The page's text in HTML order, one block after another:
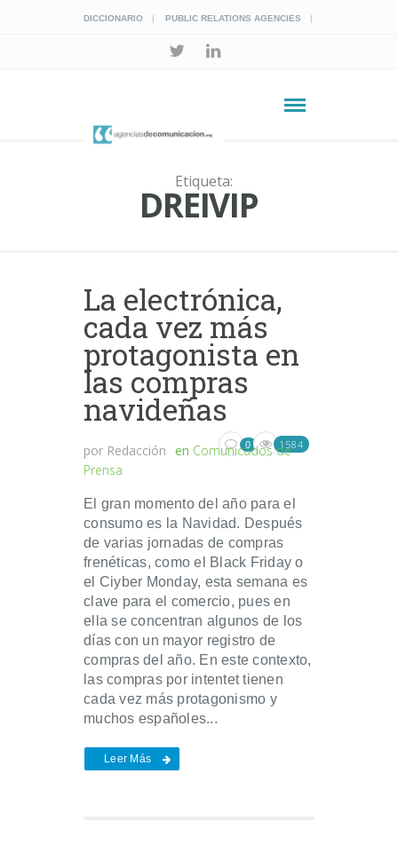
DICCIONARIO PUBLIC RELATIONS AGENCIES
Etiqueta:
DREIVIP
La electrónica,
cada vez más
protagonista en
las compras
navideñas
por Redacción en Comunicados de
Prensa
0 1584
El gran momento del año para el
consumo es la Navidad. Después
de varias jornadas de compras
frenéticas, como el Black Friday o
el Ciyber Monday, esta semana es
clave para el comercio, pues en
ella se concentran algunos de los
días con un mayor registro de
compras del año. En este contexto,
las compras por intentet tienen
cada vez más protagonismo y
muchos españoles...
Leer Más